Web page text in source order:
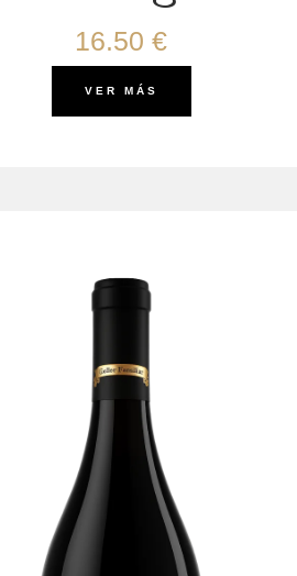
16.50 €
VER MÁS